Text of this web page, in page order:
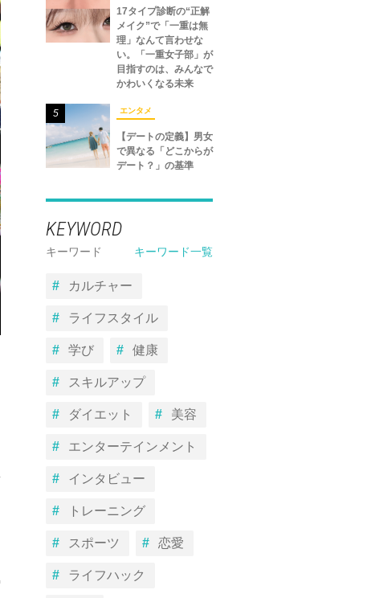
17タイプ診断の“正解
メイク”で「一重は無
理」なんて言わせな
い。「一重女子部」が
目指すのは、みんなで
かわいくなる未来
5 エンタメ
【デートの定義】男女
で異なる「どこからが
デート？」の基準
KEYWORD
キーワード キーワード一覧
カルチャー
ライフスタイル
学び 健康
スキルアップ
ダイエット 美容
エンターテインメント
インタビュー
トレーニング
スポーツ 恋愛
ライフハック